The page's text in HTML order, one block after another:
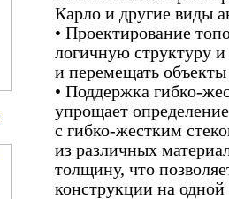
Карло и другие виды
• Проектирование
логичную структуру
и перемещать
• Поддержка гибко-
упрощает
с гибко-жестким
из различных
толщину, что
конструкции на одной